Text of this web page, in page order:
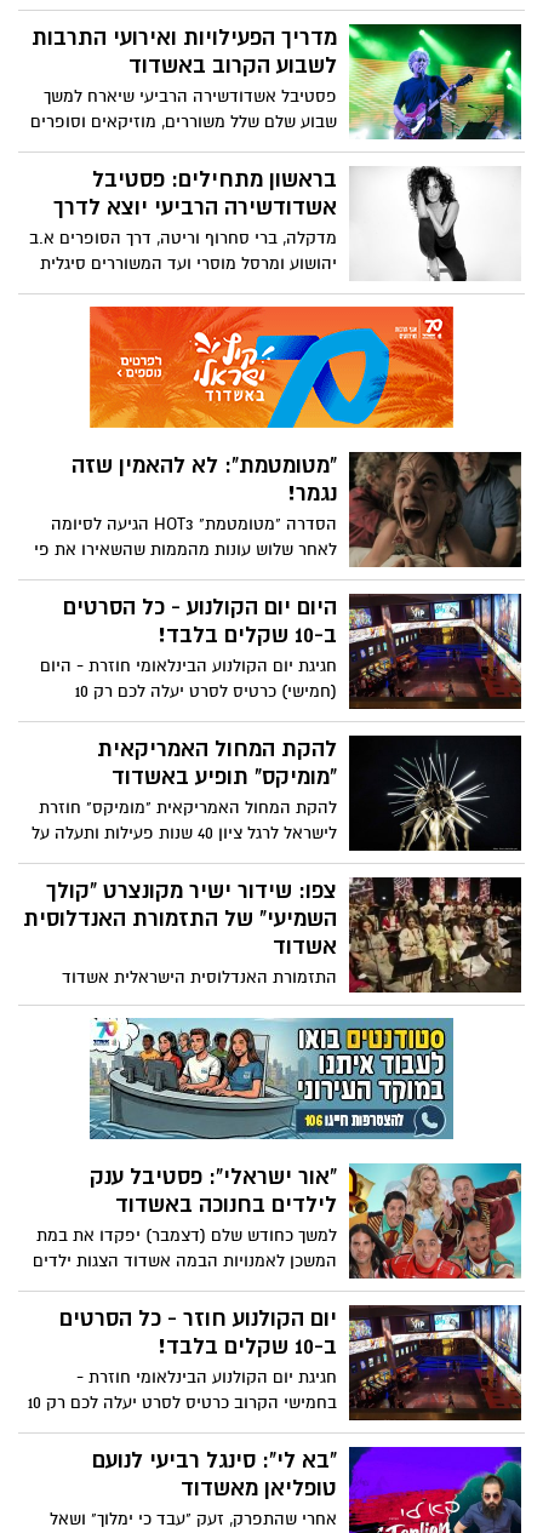
ברי סחרוף, דיקלה ועמיר לב שרו לצד
הסימפונית שירים באשדודית, אירוע פתיחת
הפסטיבל שהוקדש לזכרו של אהוד מנור
ונערך ברחוב על שמו, משוררים ומשוררות
צעירים וצעירות שהקריאו משיריהם ועוד ועוד
- כל מה שאירע בליל אמש ומה מחכה לכם
הערב?
מדריך הפעילויות ואירועי התרבות
לשבוע הקרוב באשדוד
פסטיבל אשדודשירה הרביעי שיארח למשך
שבוע שלם שלל משוררים, מוזיקאים וסופרים
צעירים וותיקים במספר מוקדים ברחבי העיר,
מופע הסטנד-אפ של בן בן ברוך, חגיגה של
קרקס ב-15 ש"ח בלבד, מופעי מוזיקה, אירועי
תרבות, פעילויות והצגות לילדים ועוד - מה
מחכה לכם השבוע הקרוב באשדוד?
בראשון מתחילים: פסטיבל
אשדודשירה הרביעי יוצא לדרך
מדקלה, ברי סחרוף וריטה, דרך הסופרים א.ב
יהושוע ומרסל מוסרי ועד המשוררים סיגלית
בנאי, רועי חסן ותמיר גרינברג: פסטיבל
אשדודשירה הרביעי יוצא לדרך ביום ראשון
הקרוב ובמשך שבוע שלם יארח מידי ערב שלל
משוררים, מוזיקאים וסופרים צעירים וותיקים
עם שילובים מרתקים וייחודיים, במספר
מוקדים שונים ברחבי אשדוד - מה מחכה לכם
"מטומטמת": לא להאמין שזה
נגמר!
הסדרה "מטומטמת" HOT3 הגיעה לסיומה
לאחר שלוש עונות מהממות שהשאירו את פי
פעור ואת ליבי מכווץ בכל פרק מחדש. סדרה
שהטמיעה בלקסיקון היומי של כולנו כמה
וכמה קללות שיהיה קשה לשטוף בסבון ובמים
כשבראש ובראשונה היא כמובן "מטומטמת".
אני לטובת כל אלה מאיתנו שלא ראו (לא ברור
לי למה) ולכן ההמלצה נטולת ספוילרים
היום יום הקולנוע - כל הסרטים
ב-10 שקלים בלבד!
חגיגת יום הקולנוע הבינלאומי חוזרת - היום
(חמישי) כרטיס לסרט יעלה לכם רק 10
שקלים. מהרו לקנות וצאו לבלות
להקת המחול האמריקאית
"מומיקס" תופיע באשדוד
להקת המחול האמריקאית "מומיקס" חוזרת
לישראל לרגל ציון 40 שנות פעילות ותעלה על
בימת המשכן אשדוד עם המופע VIVA MOMIX
- מופע שהוא מסע בעולם התנועה
הסוריאליסטי והייחודי של מוזס פנדלטון -
החדשות
צפו: שידור ישיר מקונצרט "קולך
השמיעי" של התזמורת האנדלוסית
אשדוד
התזמורת האנדלוסית הישראלית אשדוד
מזמינה אתכם לצפות בקונצרט חגיגי המוקדש
לשירה האנדלוסית הנשית, בכיכובה של
מקהלת נשים ממרוקו ומישראל בהן הסולניות
שיר יפרח ויהלה לחמיש. צפו בשידור הישיר
מהמשכן לאמנויות הבמה אשדוד
"אור ישראלי": פסטיבל ענק
לילדים בחנוכה באשדוד
למשך כחודש שלם (דצמבר) יפקדו את במת
המשכן לאמנויות הבמה אשדוד הצגות ילדים
על פי אגדות וסיפורים מפורסמים בהפקות
המדוברות בישראל עם כוכבי הילדים
האהובים ובהם: יובל המבולבל, אגם בוחבוט,
טל מוסרי, מיכל ינאי, רן דנקר, רוני דלומי,
שלומי קוריאט, חנה לסלאו ועוד ועוד -
פסטיבל "אור ישראלי" 2019 - מה מחכה לכם
השנה?
יום הקולנוע חוזר - כל הסרטים
ב-10 שקלים בלבד!
חגיגת יום הקולנוע הבינלאומי חוזרת -
בחמישי הקרוב כרטיס לסרט יעלה לכם רק 10
שקלים. מהרו לקנות וצאו לבלות
"בא לי": סינגל רביעי לנועם
טופליאן מאשדוד
אחרי שהתפרק, זעק "עבד כי ימלוך" ושאל